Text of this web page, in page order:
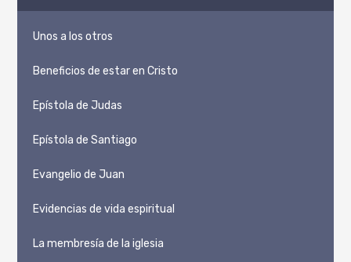
Unos a los otros
Beneficios de estar en Cristo
Epístola de Judas
Epístola de Santiago
Evangelio de Juan
Evidencias de vida espiritual
La membresía de la iglesia